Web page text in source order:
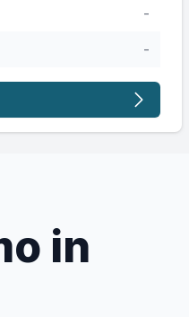
-
-
in